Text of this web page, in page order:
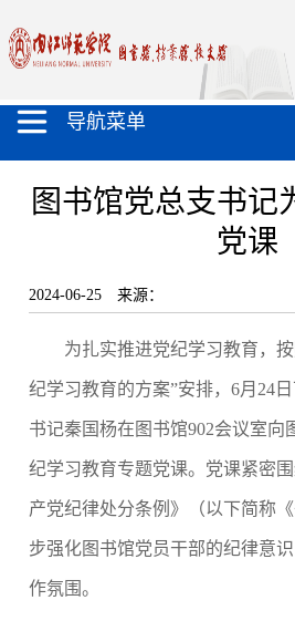
导航菜单
图书馆党总支书记
党课
2024-06-25 来源：
为扎实推进党纪学习教育，
纪学习教育的方案”安排， 6月24日
书记秦国杨在图书馆902会议室向
纪学习教育专题党课。党课紧密
产党纪律处分条例》（以下简称
步强化图书馆党员干部的纪律意
作氛围。